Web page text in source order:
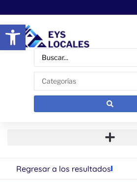
Abrir barra de herramientas
Regresar a los resultados